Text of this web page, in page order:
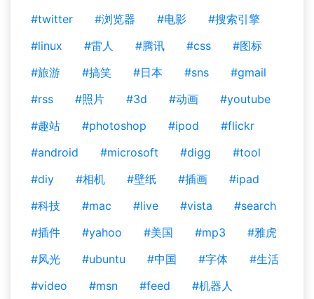
#twitter
#浏览器 #电影
#搜索引擎
#linux
#雷人 #腾讯 #css
#图标
#旅游
#搞笑 #日本 #sns
#gmail
#rss
#照片 #3d #动画
#youtube
#趣站
#photoshop #ipod
#flickr
#android
#microsoft #digg
#tool
#diy
#相机 #壁纸 #插画
#ipad
#科技
#mac #live #vista
#search
#插件
#yahoo #美国 #mp3
#雅虎
#风光
#ubuntu #中国 #字体
#生活
#video
#msn #feed
#机器人